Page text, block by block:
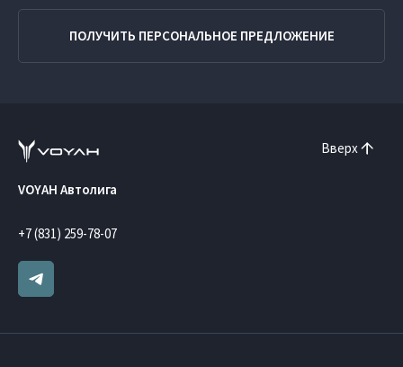
ПОЛУЧИТЬ ПЕРСОНАЛЬНОЕ ПРЕДЛОЖЕНИЕ
Вверх
VOYAH Автолига
+7 (831) 259-78-07